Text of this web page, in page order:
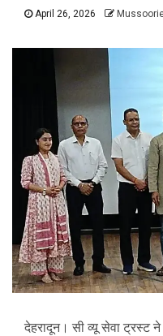
April 26, 2026
देहरादून। सी व्यू सेवा ट्रस्ट